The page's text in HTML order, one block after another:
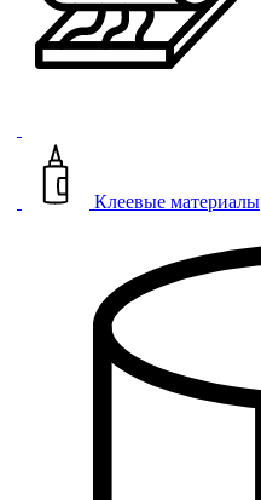
Клеевые материалы